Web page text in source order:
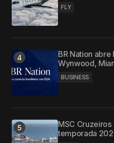
FLY
BR Nation
Wynwood,
BUSINESS
MSC Cruzeiros
temporada